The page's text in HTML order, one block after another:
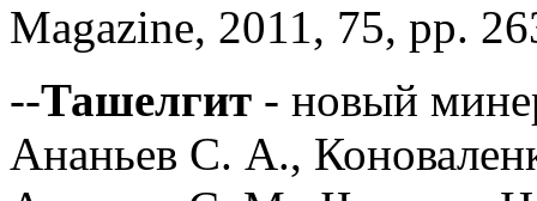
Magazine, 2011, 75, рр.
--Ташелгит - новый
Ананьев С. А.,